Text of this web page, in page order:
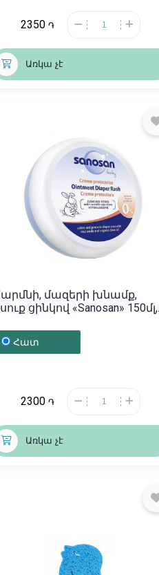
2350 ֏
Առկա չէ
մազերի խնամք,
ցինկով «Sanosan» 150մլ,
Հատ
2300 ֏
Առկա չէ